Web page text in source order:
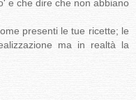
e che dire che non abbiano
presenti le tue ricette; le
ma in realtà la